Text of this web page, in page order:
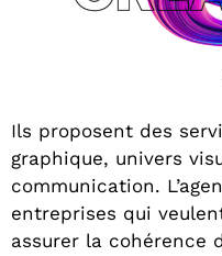
Ils proposent des
graphique, univers
communication.
entreprises qui
assurer la cohérence